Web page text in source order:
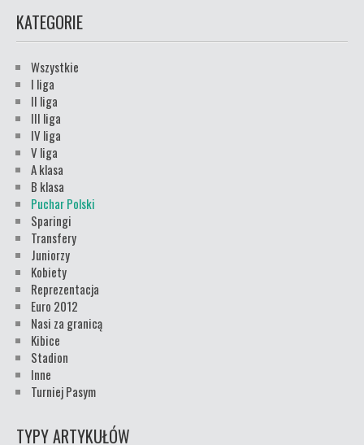
KATEGORIE
Wszystkie
I liga
II liga
III liga
IV liga
V liga
A klasa
B klasa
Puchar Polski
Sparingi
Transfery
Juniorzy
Kobiety
Reprezentacja
Euro 2012
Nasi za granicą
Kibice
Stadion
Inne
Turniej Pasym
TYPY ARTYKUŁÓW